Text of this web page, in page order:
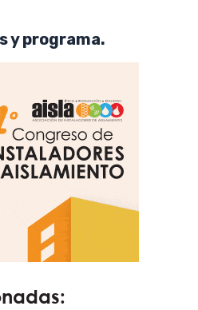
y programa.